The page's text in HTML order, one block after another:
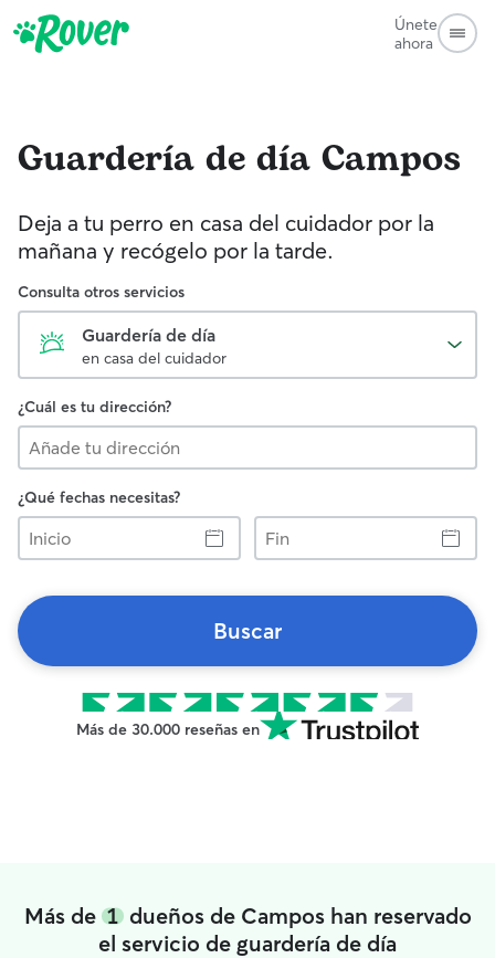
Únete
ahora
Guardería de día Campos
Deja a tu perro en casa del cuidador por la
mañana y recógelo por la tarde.
Consulta otros servicios
Guardería de día
en casa del cuidador
¿Cuál es tu dirección?
¿Qué fechas necesitas?
Inicio
Fin
Buscar
Más de 30.000 reseñas en
Más de 1dueños de Campos han reservado
el servicio de guardería de día